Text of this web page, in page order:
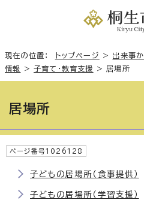
現在の位置： トップページ > 出来事
情報
>子育て・教育支援 > 居場所
居場所
ページ番号1026128
子どもの居場所（食事提供）
子どもの居場所（学習支援）